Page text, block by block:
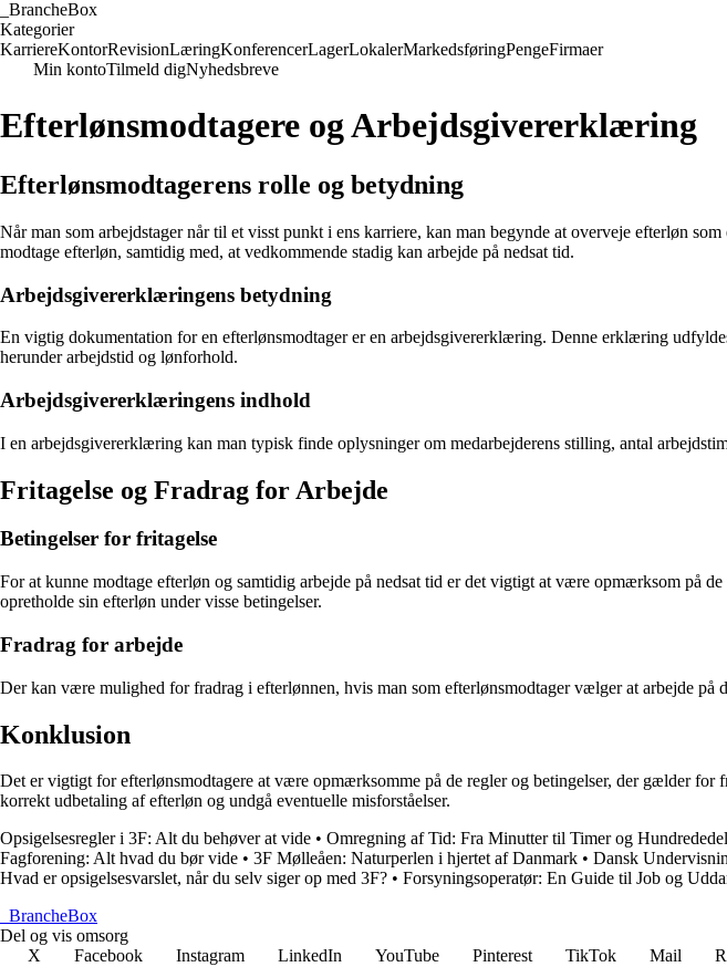
BrancheBox
Kategorier
KarriereKontorRevisionLæringKonferencerLagerLokalerMarkedsføringPengeFirmaer
Min kontoTilmeld digNyhedsbreve
Efterlønsmodtagere og Arbejdsgivererklæring
Efterlønsmodtagerens rolle og betydning
Når man som arbejdstager når til et visst punkt i ens karriere, kan man begynde at overveje efterløn
modtage efterløn, samtidig med, at vedkommende stadig kan arbejde på nedsat tid.
Arbejdsgivererklæringens betydning
En vigtig dokumentation for en efterlønsmodtager er en arbejdsgivererklæring. Denne erklæring
herunder arbejdstid og lønforhold.
Arbejdsgivererklæringens indhold
I en arbejdsgivererklæring kan man typisk finde oplysninger om medarbejderens stilling, antal
Fritagelse og Fradrag for Arbejde
Betingelser for fritagelse
For at kunne modtage efterløn og samtidig arbejde på nedsat tid er det vigtigt at være opmærksom på
opretholde sin efterløn under visse betingelser.
Fradrag for arbejde
Der kan være mulighed for fradrag i efterlønnen, hvis man som efterlønsmodtager vælger at arbejde
Konklusion
Det er vigtigt for efterlønsmodtagere at være opmærksomme på de regler og betingelser, der gælder
korrekt udbetaling af efterløn og undgå eventuelle misforståelser.
Opsigelsesregler i 3F: Alt du behøver at vide • Omregning af Tid: Fra Minutter til Timer og
Fagforening: Alt hvad du bør vide • 3F Mølleåen: Naturperlen i hjertet af Danmark • Dansk
Hvad er opsigelsesvarslet, når du selv siger op med 3F? • Forsyningsoperatør: En Guide til Job og
BrancheBox
Del og vis omsorg
X
Facebook Instagram LinkedIn YouTube Pinterest TikTok Mail